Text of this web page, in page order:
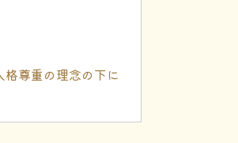
尊重の理念の下に